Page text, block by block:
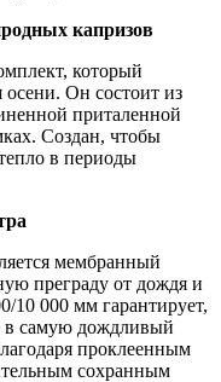
капризов
который
осени. Он состоит из
приталенной
Создан, чтобы
в периоды
мембранный
преграду от дождя и
10 000 мм гарантирует,
в самую дождливый
проклеенным
сохранным